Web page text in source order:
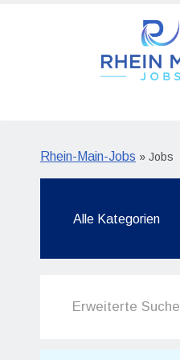
Rhein-Main-Jobs » Jobs
Erweiterte Suche